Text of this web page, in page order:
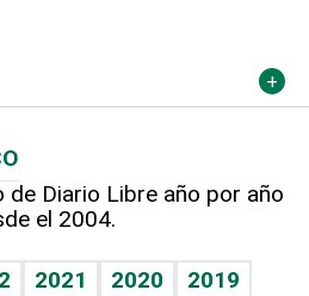
Diario Libre año por año
el 2004.
2021 2020
2019